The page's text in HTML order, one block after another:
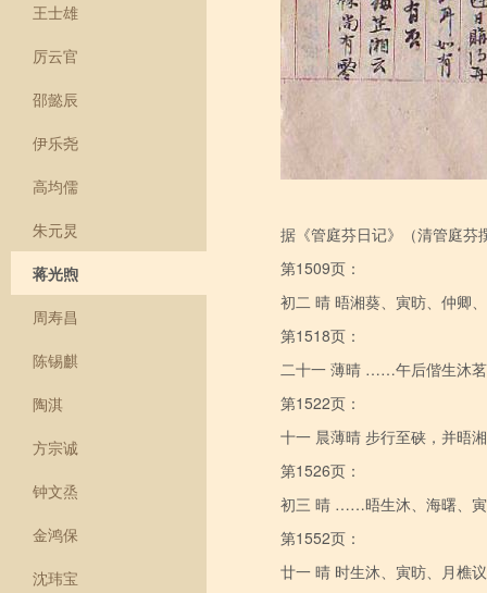
王士雄
厉云官
邵懿辰
伊乐尧
高均儒
朱元炅
蒋光煦
周寿昌
陈锡麒
陶淇
方宗诚
钟文烝
金鸿保
沈玮宝
据《管庭芬日记》（清管庭芬
第1509页：
初二 晴 晤湘葵、寅昉、仲卿
第1518页：
二十一 薄晴 ……午后偕生沐
第1522页：
十一 晨薄晴 步行至硖，并晤
第1526页：
初三 晴 ……晤生沐、海曙、
第1552页：
廿一 晴 时生沐、寅昉、月樵